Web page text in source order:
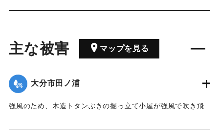
主な被害 マップを見る
大分市田ノ浦
強風のため、木造トタンぶきの掘っ立て小屋が強風で吹き飛
にもトタンがかかり、2本の列車が徐行運転をした。